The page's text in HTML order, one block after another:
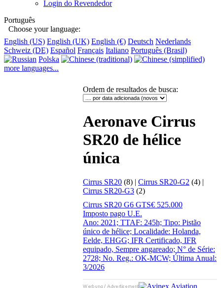
Login do Revendedor
Português
Choose your language:
English (US) English (UK) English (€) Deutsch Nederlands
Schweiz (DE) Español Français Italiano Português (Brasil)
Polska
more languages...
Ordem de resultados de busca:
Aeronave Cirrus
SR20 de hélice
única
Cirrus SR20 (8) | Cirrus SR20-G2 (4) |
Cirrus SR20-G3 (2)
Cirrus SR20 G6 GTS€ 525.000
Imposto pago U.E.
Ano: 2021; TTAF: 245h; Tipo: Pistão
único de hélice; Localidade: Holanda,
Eelde, EHGG; IFR Certificado, IFR
equipado, Sempre angareado; N° de Série:
2728; No. Reg.: OK-MCW; Última Anual:
3/2026